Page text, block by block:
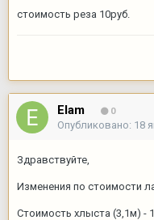
стоимость реза 10руб.
Elam 0
Опубликовано: 18
Здравствуйте,
Изменения по стоимости
Стоимость хлыста (3,1м) -